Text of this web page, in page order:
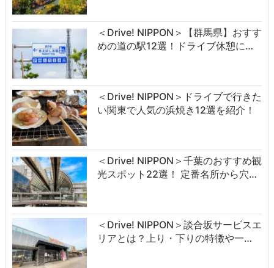
＜Drive! NIPPON＞【群馬県】おすす
めの道の駅12選！ドライブ休憩に…
＜Drive! NIPPON＞ドライブで行きた
い関東で人気の浜焼き12選を紹介！
＜Drive! NIPPON＞千葉のおすすめ観
光スポット22選！ 定番名所から穴…
＜Drive! NIPPON＞談合坂サービスエ
リアとは？上り・下りの特徴や一…